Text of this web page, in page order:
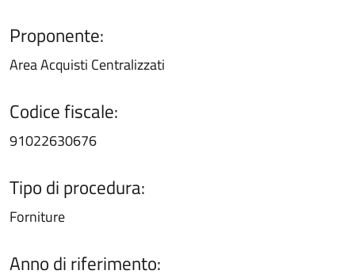
Proponente:
Area Acquisti Centralizzati
Codice fiscale:
91022630676
Tipo di procedura:
Forniture
Anno di riferimento: